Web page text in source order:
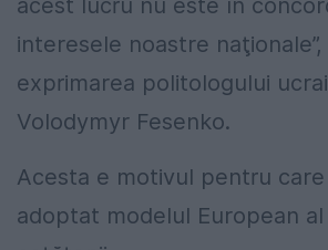
acest lucru nu este în
interesele noastre naţionale”,
exprimarea politologului
Volodymyr Fesenko.
Acesta e motivul pentru care
adoptat modelul European